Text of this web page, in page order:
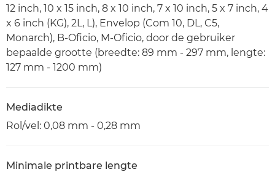
12 inch, 10 x 15 inch, 8 x 10 inch, 7 x 10 inch, 5 x 7 inch, 4
x 6 inch (KG), 2L, L), Envelop (Com 10, DL, C5,
Monarch), B-Oficio, M-Oficio, door de gebruiker
bepaalde grootte (breedte: 89 mm - 297 mm, lengte:
127 mm - 1200 mm)
Mediadikte
Rol/vel: 0,08 mm - 0,28 mm
Minimale printbare lengte